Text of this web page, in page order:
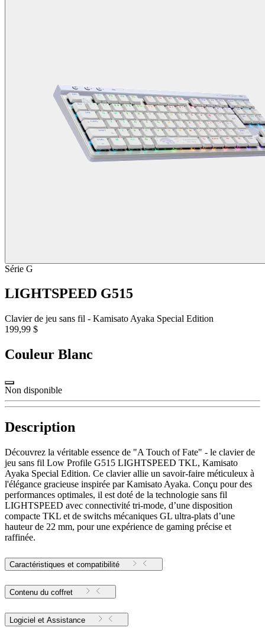
Série G
LIGHTSPEED G515
Clavier de jeu sans fil - Kamisato Ayaka Special Edition
199,99 $
Couleur Blanc
Non disponible
Description
Découvrez la véritable essence de "A Touch of Fate" - le clavier de
jeu sans fil Low Profile G515 LIGHTSPEED TKL, Kamisato
Ayaka Special Edition. Ce clavier allie un savoir-faire méticuleux à
l'élégance gracieuse inspirée par Kamisato Ayaka. Conçu pour des
performances optimales, il est doté de la technologie sans fil
LIGHTSPEED avec connectivité tri-mode, d’une disposition
compacte TKL et de switchs mécaniques GL ultra-plats d’une
hauteur de 22 mm, pour une expérience de gaming précise et
raffinée.
Caractéristiques et compatibilité
Contenu du coffret
Logiciel et Assistance